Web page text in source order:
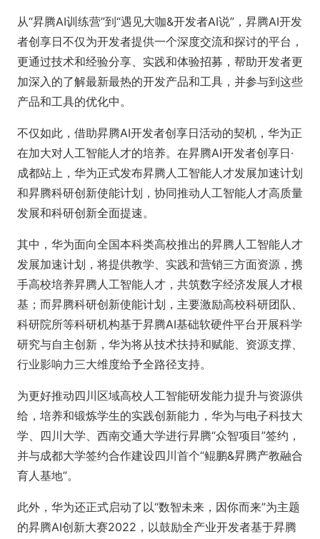
从“昇腾AI训练营”到“遇见大咖&开发者AI说”，昇腾AI开发
者创享日不仅为开发者提供一个深度交流和探讨的平台，
更通过技术和经验分享、实践和体验招募，帮助开发者更
加深入的了解最新最热的开发产品和工具，并参与到这些
产品和工具的优化中。
不仅如此，借助昇腾AI开发者创享日活动的契机，华为正
在加大对人工智能人才的培养。在昇腾AI开发者创享日·
成都站上，华为正式发布昇腾人工智能人才发展加速计划
和昇腾科研创新使能计划，协同推动人工智能人才高质量
发展和科研创新全面提速。
其中，华为面向全国本科类高校推出的昇腾人工智能人才
发展加速计划，将提供教学、实践和营销三方面资源，携
手高校培养昇腾人工智能人才，共筑数字经济发展人才根
基；而昇腾科研创新使能计划，主要激励高校科研团队、
科研院所等科研机构基于昇腾AI基础软硬件平台开展科学
研究与自主创新，华为将从技术扶持和赋能、资源支撑、
行业影响力三大维度给予全路径支持。
为更好推动四川区域高校人工智能研发能力提升与资源供
给，培养和锻炼学生的实践创新能力，华为与电子科技大
学、四川大学、西南交通大学进行昇腾“众智项目”签约，
并与成都大学签约合作建设四川首个“鲲鹏&昇腾产教融合
育人基地”。
此外，华为还正式启动了以“数智未来，因你而来”为主题
的昇腾AI创新大赛2022，以鼓励全产业开发者基于昇腾